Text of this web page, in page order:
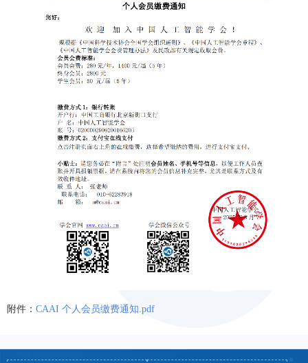
附件： CAAI 个人会员缴费通知.pdf